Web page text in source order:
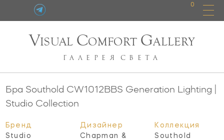
0
VISUAL COMFORT GALLERY
ГАЛЕРЕЯ СВЕТА
Бра Southold CW1012BBS Generation Lighting |
Studio Collection
Бренд
Studio
Дизайнер
Chapman &
Коллекция
Southold